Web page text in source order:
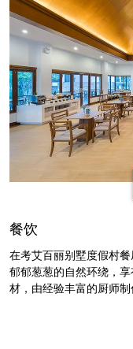
餐饮
在考艾百丽别墅度假村
郁郁葱葱的自然环绕，
材，由经验丰富的厨师